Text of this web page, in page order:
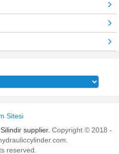
Sitesi
supplier. Copyright © 2018 -
reserved.